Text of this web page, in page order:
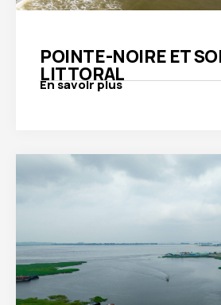
POINTE-NOIRE ET
LITTORAL
En savoir plus